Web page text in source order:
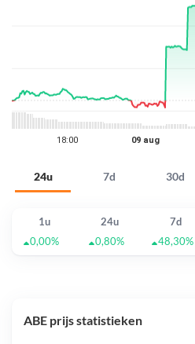
24u 7d 30d
1u 24u 7d
0,00%
0,80% 48,30%
ABE prijs statistieken